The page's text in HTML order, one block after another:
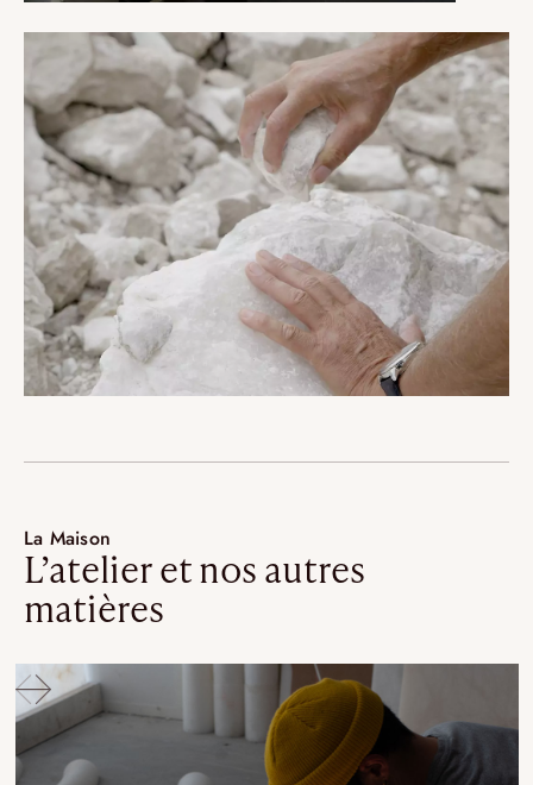
La Maison
L’atelier et nos autres
matières